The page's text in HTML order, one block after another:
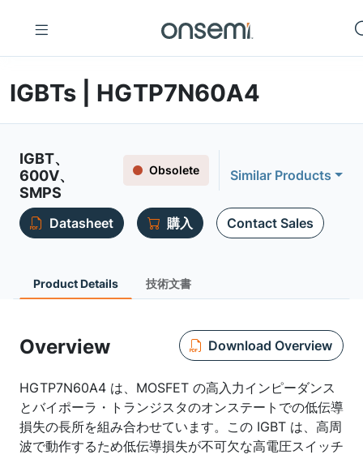
IGBTs | HGTP7N60A4
IGBT、
600V、
SMPS
Obsolete Similar Products
Datasheet 購入 Contact Sales
Product Details 技術文書
Overview Download Overview
HGTP7N60A4 は、MOSFET の高入力インピーダンス
とバイポーラ・トランジスタのオンステートでの低伝導
損失の長所を組み合わせています。この IGBT は、高周
波で動作するため低伝導損失が不可欠な高電圧スイッチ